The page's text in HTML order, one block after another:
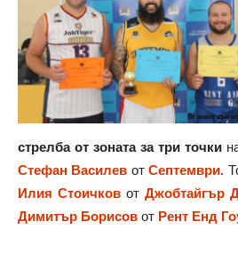
стрелба от зоната за три точки
Стефан Василев отСептември.
Илия Стоичковот Джобтайгър
Димитър Борисов от Рент Енд